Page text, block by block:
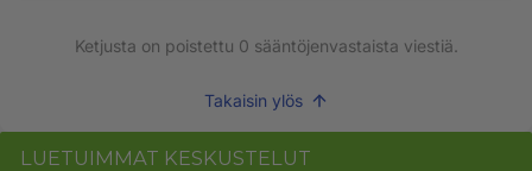
Ketjusta on poistettu 0 sääntöjenvastaista viestiä.
Takaisin ylös
LUETUIMMAT KESKUSTELUT